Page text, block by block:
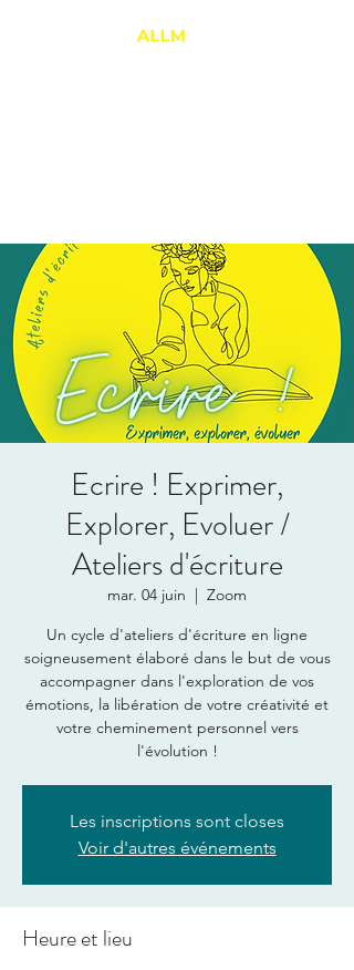
Ecrire ! Exprimer,
Explorer, Evoluer /
Ateliers d'écriture
mar. 04 juin
  |
Zoom
Un cycle d'ateliers d'écriture en ligne
soigneusement élaboré dans le but de vous
accompagner dans l'exploration de vos
émotions, la libération de votre créativité et
votre cheminement personnel vers
l'évolution !
Les inscriptions sont closes
Voir d'autres événements
Heure et lieu